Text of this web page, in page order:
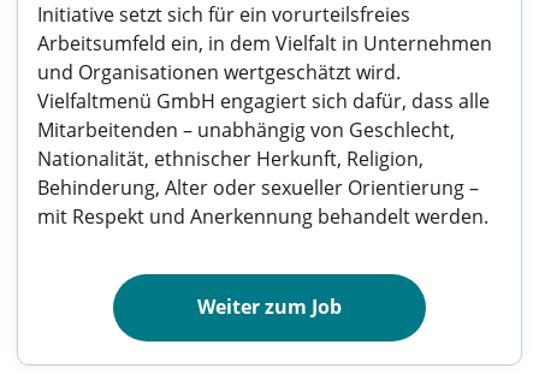
Initiative setzt sich für ein vorurteilsfreies
Arbeitsumfeld ein, in dem Vielfalt in Unternehmen
und Organisationen wertgeschätzt wird.
Vielfaltmenü GmbH engagiert sich dafür, dass alle
Mitarbeitenden – unabhängig von Geschlecht,
Nationalität, ethnischer Herkunft, Religion,
Behinderung, Alter oder sexueller Orientierung –
mit Respekt und Anerkennung behandelt werden.
Weiter zum Job